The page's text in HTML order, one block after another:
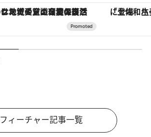
「土佐和ハーブかき氷」がOMO7高知に登場！生姜、山椒、大葉など目にも舌にも涼を呼ぶ郷土の味 ヴァシュロン・コンスタンタ
フィーチャー記事一覧